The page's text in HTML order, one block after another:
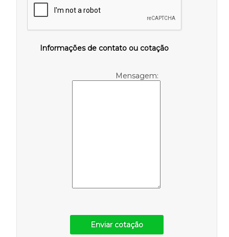
Informações de contato ou cotação
Mensagem:
Enviar cotação